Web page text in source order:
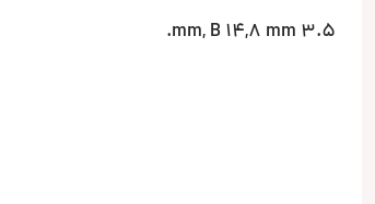
3.5 mm, B 14,8 mm.